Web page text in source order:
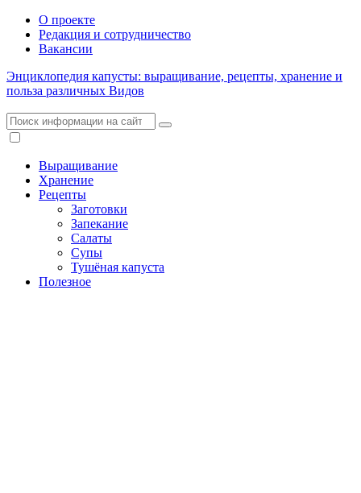
О проекте
Редакция и сотрудничество
Вакансии
Энциклопедия капусты: выращивание, рецепты, хранение и
польза различных Видов
Выращивание
Хранение
Рецепты
Заготовки
Запекание
Салаты
Супы
Тушёная капуста
Полезное